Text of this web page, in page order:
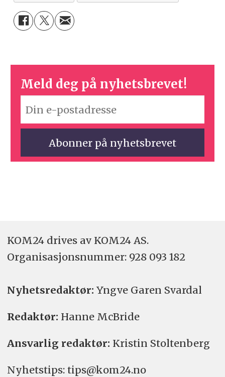
Meld deg på nyhetsbrevet!
KOM24 drives av KOM24 AS.
Organisasjons­nummer: 928 093 182
Nyhetsredaktør: Yngve Garen Svardal
Redaktør: Hanne McBride
Ansvarlig redaktør: Kristin Stoltenberg
Nyhetstips: tips@kom24.no